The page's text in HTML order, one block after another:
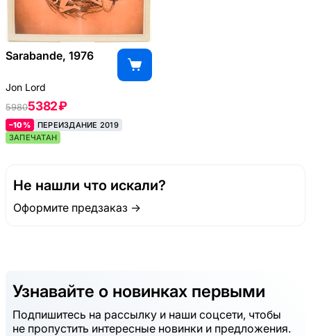
Sarabande, 1976
Jon Lord
59805382 ₽
–10%
ПЕРЕИЗДАНИЕ 2019
ЗАПЕЧАТАН
Не нашли что искали?
Оформите предзаказ →
Узнавайте о новинках первыми
Подпишитесь на рассылку и наши соцсети, чтобы
не пропустить интересные новинки и предложения.